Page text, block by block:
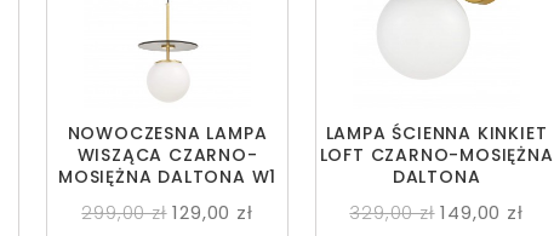
NOWOCZESNA LAMPA
WISZĄCA CZARNO-
MOSIĘŻNA DALTONA W1
299,00 zł 129,00 zł
LAMPA ŚCIENNA KINKIET
LOFT CZARNO-MOSIĘŻNA
DALTONA
329,00 zł 149,00 zł